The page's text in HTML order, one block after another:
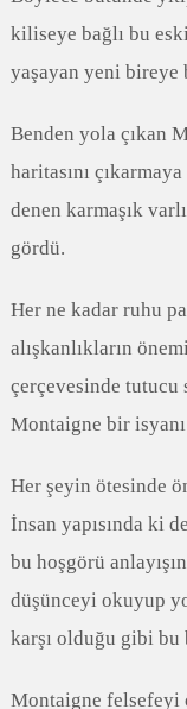
kiliseye bağlı bu
yaşayan yeni bireye
Benden yola çıkan
haritasını
denen karmaşık
gördü.
Her ne kadar ruhu
alışkanlıkların
çerçevesinde tutucu
Montaigne bir
Her şeyin ötesinde
İnsan yapısında ki
bu hoşgörü
düşünceyi okuyup
karşı olduğu gibi
Montaigne felsefeyi